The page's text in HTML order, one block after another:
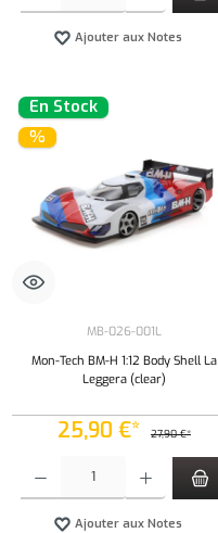
Ajouter aux Notes
En Stock
%
MB-026-001L
Mon-Tech BM-H 1:12 Body Shell La
Leggera (clear)
25,90 €* 27,90 €*
Ajouter aux Notes